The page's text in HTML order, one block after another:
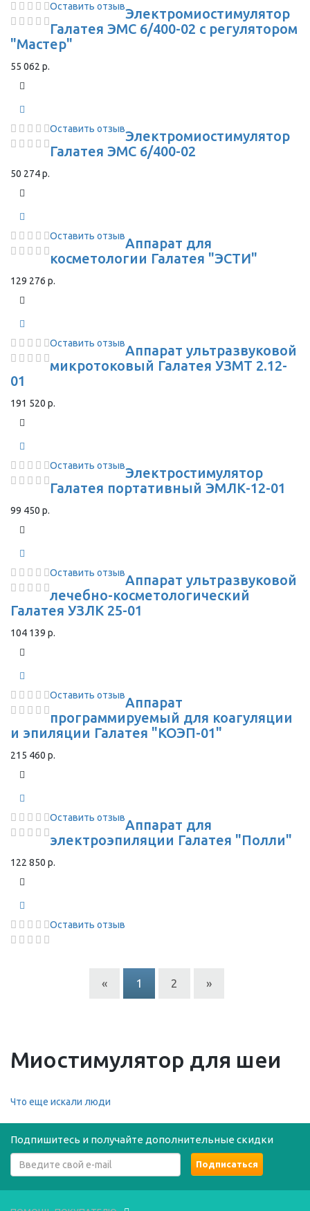
Оставить отзывЭлектромиостимулятор
Галатея ЭМС 6/400-02 с регулятором
"Мастер"
55 062 р.
Оставить отзывЭлектромиостимулятор
Галатея ЭМС 6/400-02
50 274 р.
Оставить отзывАппарат для
косметологии Галатея "ЭСТИ"
129 276 р.
Оставить отзывАппарат ультразвуковой
микротоковый Галатея УЗМТ 2.12-
01
191 520 р.
Оставить отзывЭлектростимулятор
Галатея портативный ЭМЛК-12-01
99 450 р.
Оставить отзывАппарат ультразвуковой
лечебно-косметологический
Галатея УЗЛК 25-01
104 139 р.
Оставить отзывАппарат
программируемый для коагуляции
и эпиляции Галатея "КОЭП-01"
215 460 р.
Оставить отзывАппарат для
электроэпиляции Галатея "Полли"
122 850 р.
Оставить отзыв
« 1 2 »
Миостимулятор для шеи
Что еще искали люди
Подпишитесь и получайте дополнительные скидки